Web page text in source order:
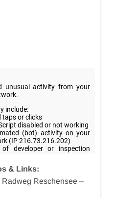
& Links:
Radweg Reschensee –